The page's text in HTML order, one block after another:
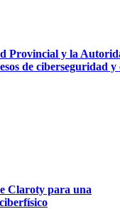
Provincial y la
de ciberseguridad y
Claroty para una